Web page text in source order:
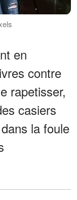
en
contre
rapetisser,
casiers
la foule